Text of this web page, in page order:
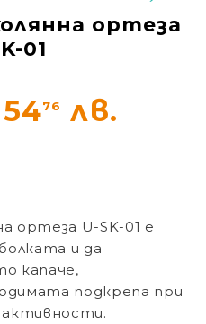
EN
BG
Регистрация
ортеза
01
ортеза U-SK-01 е
и да
капаче,
подкрепа при
активности.
5476 лв.